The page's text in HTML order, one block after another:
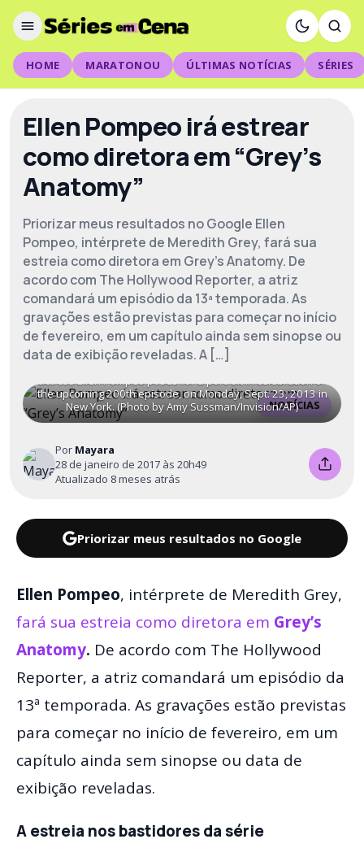
HOME MARATONOU ÚLTIMAS NOTÍCIAS SÉRIES
Ellen Pompeo irá estrear
como diretora em “Grey’s
Anatomy”
Priorizar meus resultados no Google Ellen
Pompeo, intérprete de Meredith Grey, fará sua
estreia como diretora em Grey’s Anatomy. De
acordo com The Hollywood Reporter, a atriz
comandará um episódio da 13ª temporada. As
gravações estão previstas para começar no início
de fevereiro, em um capítulo ainda sem sinopse ou
data de exibição reveladas. A […]
NOTÍCIAS
Best known for playing the lead role, Meredith Grey, in the
ABC Network drama series, "Grey's Anatomy," American
actress Ellen Pompeo poses for a portrait in celebration of
the upcoming 200th episode, on Monday, Sept. 23, 2013 in
New York. (Photo by Amy Sussman/Invision/AP)
Por Mayara
28 de janeiro de 2017 às 20h49
Atualizado 8 meses atrás
Priorizar meus resultados no Google
Ellen Pompeo, intérprete de Meredith Grey,
fará sua estreia como diretora em Grey’s
Anatomy. De acordo com The Hollywood
Reporter, a atriz comandará um episódio da
13ª temporada. As gravações estão previstas
para começar no início de fevereiro, em um
capítulo ainda sem sinopse ou data de
exibição reveladas.
A estreia nos bastidores da série